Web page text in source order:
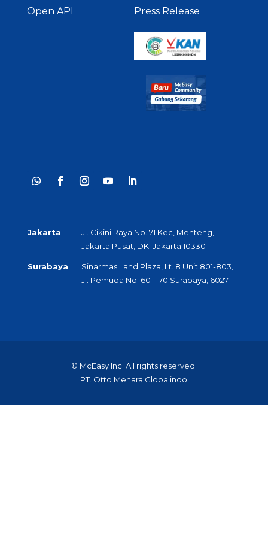
Open API Press Release
Jakarta
Jl. Cikini Raya No. 71 Kec, Menteng,
Jakarta Pusat, DKI Jakarta 10330
Surabaya
Sinarmas Land Plaza, Lt. 8 Unit 801-803,
Jl. Pemuda No. 60 – 70 Surabaya, 60271
© McEasy Inc. All rights reserved.
PT. Otto Menara Globalindo